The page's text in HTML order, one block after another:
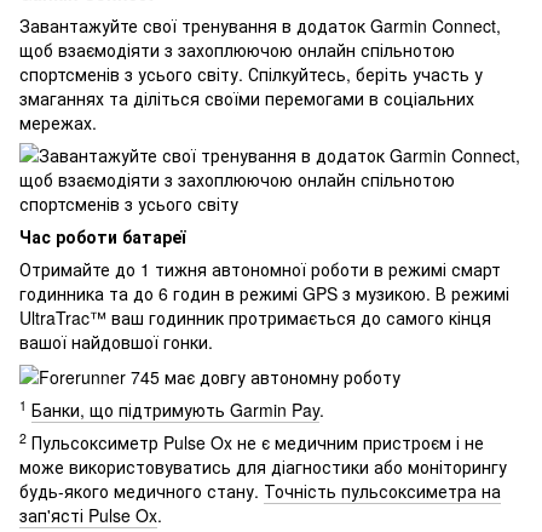
Завантажуйте свої тренування в додаток Garmin Connect,
щоб взаємодіяти з захоплюючою онлайн спільнотою
спортсменів з усього світу. Спілкуйтесь, беріть участь у
змаганнях та діліться своїми перемогами в соціальних
мережах.
Час роботи батареї
Отримайте до 1 тижня автономної роботи в режимі смарт
годинника та до 6 годин в режимі GPS з музикою. В режимі
UltraTrac™ ваш годинник протримається до самого кінця
вашої найдовшої гонки.
1 Банки, що підтримують Garmin Pay.
2 Пульсоксиметр Pulse Ox не є медичним пристроєм і не
може використовуватись для діагностики або моніторингу
будь-якого медичного стану. Точність пульсоксиметра на
зап'ясті Pulse Ox.